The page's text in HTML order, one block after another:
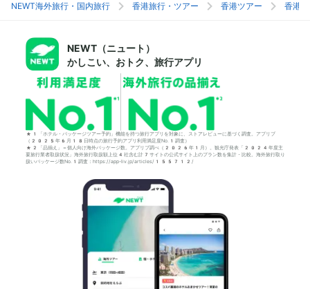
NEWT海外旅行・国内旅行 香港旅行・ツアー 香港ツアー 香港
NEWT（ニュート）
かしこい、おトク、旅行アプリ
*1「ホテル・パッケージツアー予約」機能を持つ旅行アプリを対象に、ストアレビューに基づく調査。アプリブ
（2025年6月18日時点の旅行予約アプリ利用満足度No.1調査）
*2「品揃え」＝個人向け海外パッケージ数。アプリブ調べ（2026年1月）。観光庁発表「2024年度主
要旅行業者取扱状況」海外旅行取扱額上位4社含む計7サイトの公式サイト上のプラン数を集計・比較。海外旅行取り
扱いパッケージ数No.1調査：https://app-liv.jp/articles/155712/